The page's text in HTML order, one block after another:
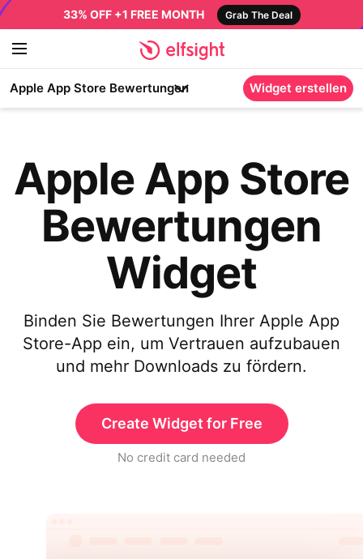
33% OFF +1 FREE MONTH Grab The Deal
Apple App Store Bewertungen Widget erstellen
Apple App Store
Bewertungen
Widget
Binden Sie Bewertungen Ihrer Apple App
Store-App ein, um Vertrauen aufzubauen
und mehr Downloads zu fördern.
Create Widget for Free
No credit card needed